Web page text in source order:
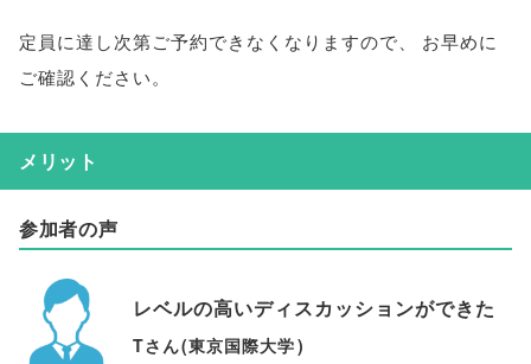
定員に達し次第ご予約できなくなりますので
お早めに
ご確認ください。
メリット
参加者の声
レベルの高いディスカッションができた
Tさん(東京国際大学)